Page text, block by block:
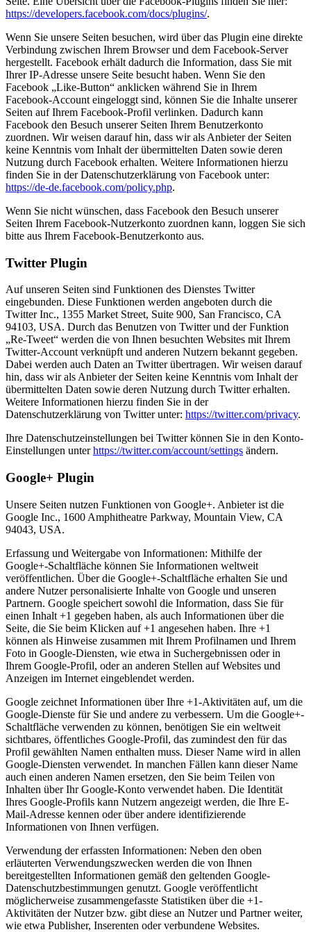
https://developers.facebook.com/docs/plugins/.
Wenn Sie unsere Seiten besuchen, wird über das Plugin eine direkte
Verbindung zwischen Ihrem Browser und dem Facebook-Server
hergestellt. Facebook erhält dadurch die Information, dass Sie mit
Ihrer IP-Adresse unsere Seite besucht haben. Wenn Sie den
Facebook „Like-Button“ anklicken während Sie in Ihrem
Facebook-Account eingeloggt sind, können Sie die Inhalte unserer
Seiten auf Ihrem Facebook-Profil verlinken. Dadurch kann
Facebook den Besuch unserer Seiten Ihrem Benutzerkonto
zuordnen. Wir weisen darauf hin, dass wir als Anbieter der Seiten
keine Kenntnis vom Inhalt der übermittelten Daten sowie deren
Nutzung durch Facebook erhalten. Weitere Informationen hierzu
finden Sie in der Datenschutzerklärung von Facebook unter:
https://de-de.facebook.com/policy.php.
Wenn Sie nicht wünschen, dass Facebook den Besuch unserer
Seiten Ihrem Facebook-Nutzerkonto zuordnen kann, loggen Sie sich
bitte aus Ihrem Facebook-Benutzerkonto aus.
Twitter Plugin
Auf unseren Seiten sind Funktionen des Dienstes Twitter
eingebunden. Diese Funktionen werden angeboten durch die
Twitter Inc., 1355 Market Street, Suite 900, San Francisco, CA
94103, USA. Durch das Benutzen von Twitter und der Funktion
„Re-Tweet“ werden die von Ihnen besuchten Websites mit Ihrem
Twitter-Account verknüpft und anderen Nutzern bekannt gegeben.
Dabei werden auch Daten an Twitter übertragen. Wir weisen darauf
hin, dass wir als Anbieter der Seiten keine Kenntnis vom Inhalt der
übermittelten Daten sowie deren Nutzung durch Twitter erhalten.
Weitere Informationen hierzu finden Sie in der
Datenschutzerklärung von Twitter unter: https://twitter.com/privacy.
Ihre Datenschutzeinstellungen bei Twitter können Sie in den Konto-
Einstellungen unterhttps://twitter.com/account/settings ändern.
Google+ Plugin
Unsere Seiten nutzen Funktionen von Google+. Anbieter ist die
Google Inc., 1600 Amphitheatre Parkway, Mountain View, CA
94043, USA.
Erfassung und Weitergabe von Informationen: Mithilfe der
Google+-Schaltfläche können Sie Informationen weltweit
veröffentlichen. Über die Google+-Schaltfläche erhalten Sie und
andere Nutzer personalisierte Inhalte von Google und unseren
Partnern. Google speichert sowohl die Information, dass Sie für
einen Inhalt +1 gegeben haben, als auch Informationen über die
Seite, die Sie beim Klicken auf +1 angesehen haben. Ihre +1
können als Hinweise zusammen mit Ihrem Profilnamen und Ihrem
Foto in Google-Diensten, wie etwa in Suchergebnissen oder in
Ihrem Google-Profil, oder an anderen Stellen auf Websites und
Anzeigen im Internet eingeblendet werden.
Google zeichnet Informationen über Ihre +1-Aktivitäten auf, um die
Google-Dienste für Sie und andere zu verbessern. Um die Google+-
Schaltfläche verwenden zu können, benötigen Sie ein weltweit
sichtbares, öffentliches Google-Profil, das zumindest den für das
Profil gewählten Namen enthalten muss. Dieser Name wird in allen
Google-Diensten verwendet. In manchen Fällen kann dieser Name
auch einen anderen Namen ersetzen, den Sie beim Teilen von
Inhalten über Ihr Google-Konto verwendet haben. Die Identität
Ihres Google-Profils kann Nutzern angezeigt werden, die Ihre E-
Mail-Adresse kennen oder über andere identifizierende
Informationen von Ihnen verfügen.
Verwendung der erfassten Informationen: Neben den oben
erläuterten Verwendungszwecken werden die von Ihnen
bereitgestellten Informationen gemäß den geltenden Google-
Datenschutzbestimmungen genutzt. Google veröffentlicht
möglicherweise zusammengefasste Statistiken über die +1-
Aktivitäten der Nutzer bzw. gibt diese an Nutzer und Partner weiter,
wie etwa Publisher, Inserenten oder verbundene Websites.